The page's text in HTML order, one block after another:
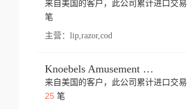
来自美国的客户，此公司累计进口交易
笔
主营： lip,razor,cod
Knoebels Amusement Resort
来自美国的客户，此公司累计进口交易
25笔